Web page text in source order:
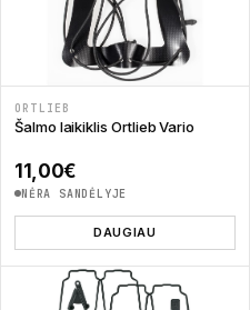
ORTLIEB
Šalmo laikiklis Ortlieb Vario
11,00€
NĖRA SANDĖLYJE
DAUGIAU